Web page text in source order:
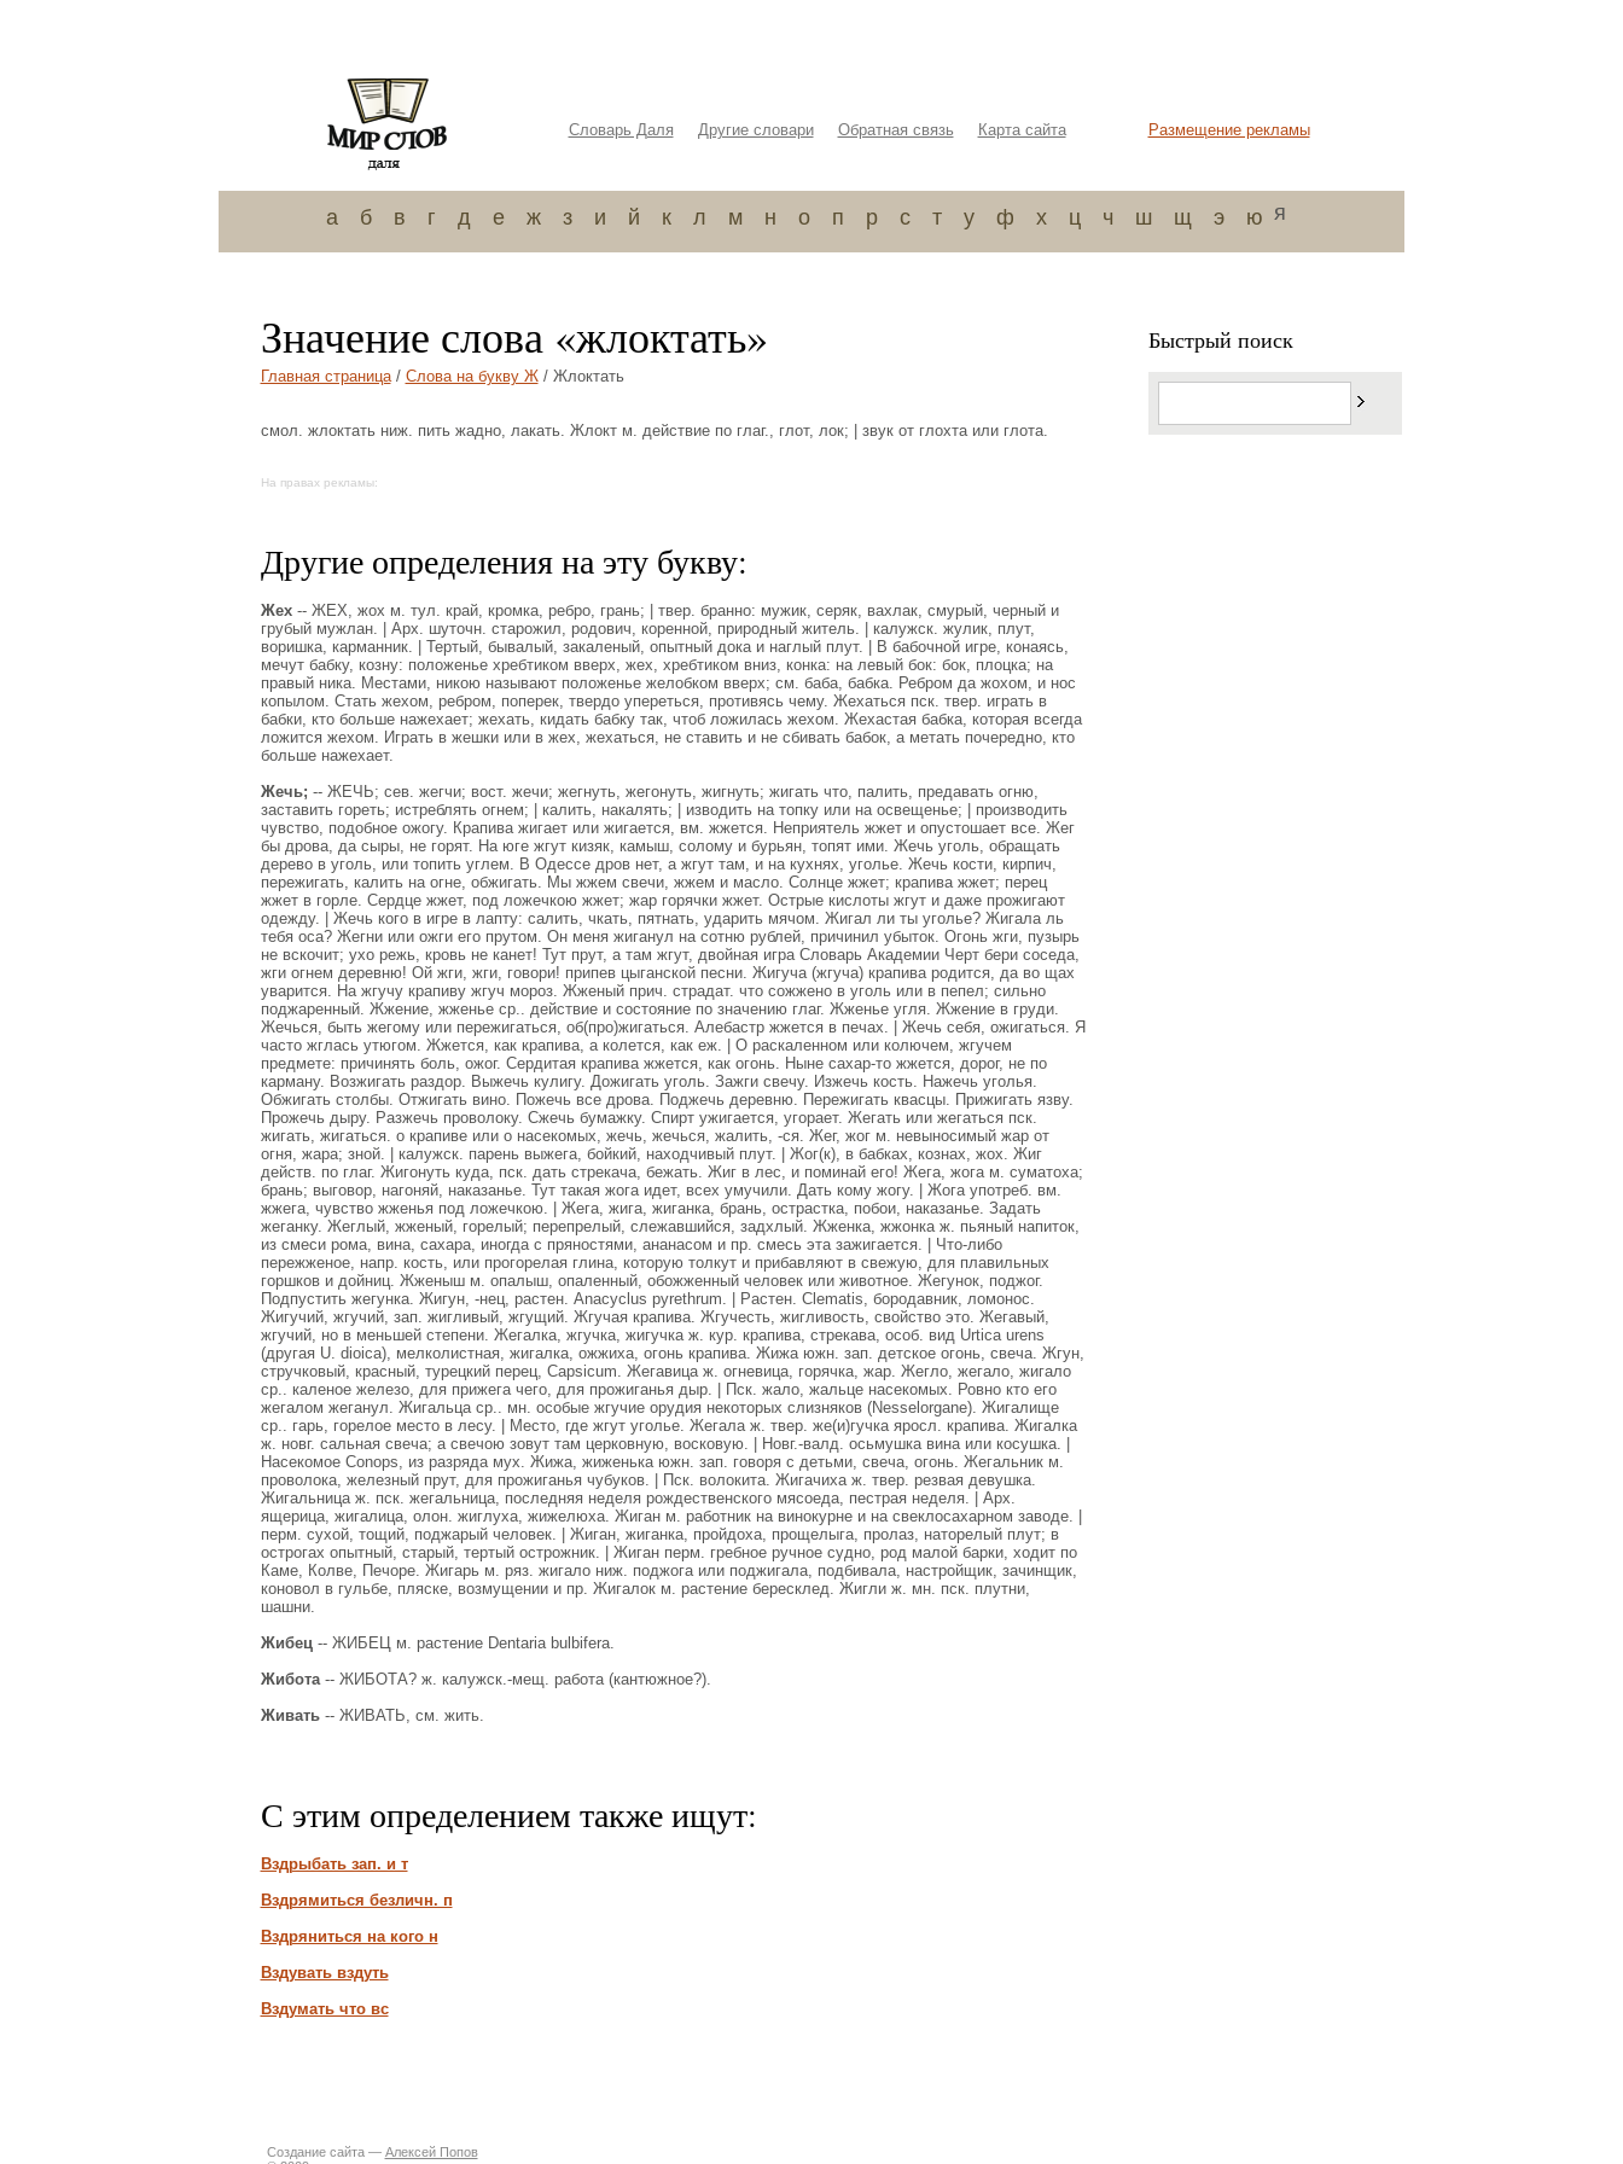
Словарь Даля Другие словари Обратная связь Карта сайта Размещение рекламы
а б в г д е ж з и й к л м н о п р с т у ф х ц ч ш щ э ю я
Значение слова «жлоктать»
Главная страница/ Слова на букву Ж/ Жлоктать
смол. жлоктать ниж. пить жадно, лакать. Жлокт м. действие по глаг., глот, лок; | звук от глохта или глота.
На правах рекламы:
Другие определения на эту букву:
Жех-- ЖЕХ, жох м. тул. край, кромка, ребро, грань; | твер. бранно: мужик, серяк, вахлак, смурый, черный и
грубый мужлан. | Арх. шуточн. старожил, родович, коренной, природный житель. | калужск. жулик, плут,
воришка, карманник. | Тертый, бывалый, закаленый, опытный дока и наглый плут. | В бабочной игре, конаясь,
мечут бабку, козну: положенье хребтиком вверх, жех, хребтиком вниз, конка: на левый бок: бок, плоцка; на
правый ника. Местами, никою называют положенье желобком вверх; см. баба, бабка. Ребром да жохом, и нос
копылом. Стать жехом, ребром, поперек, твердо упереться, противясь чему. Жехаться пск. твер. играть в
бабки, кто больше нажехает; жехать, кидать бабку так, чтоб ложилась жехом. Жехастая бабка, которая всегда
ложится жехом. Играть в жешки или в жех, жехаться, не ставить и не сбивать бабок, а метать почередно, кто
больше нажехает.
Жечь; -- ЖЕЧЬ; сев. жегчи; вост. жечи; жегнуть, жегонуть, жигнуть; жигать что, палить, предавать огню,
заставить гореть; истреблять огнем; | калить, накалять; | изводить на топку или на освещенье; | производить
чувство, подобное ожогу. Крапива жигает или жигается, вм. жжется. Неприятель жжет и опустошает все. Жег
бы дрова, да сыры, не горят. На юге жгут кизяк, камыш, солому и бурьян, топят ими. Жечь уголь, обращать
дерево в уголь, или топить углем. В Одессе дров нет, а жгут там, и на кухнях, уголье. Жечь кости, кирпич,
пережигать, калить на огне, обжигать. Мы жжем свечи, жжем и масло. Солнце жжет; крапива жжет; перец
жжет в горле. Сердце жжет, под ложечкою жжет; жар горячки жжет. Острые кислоты жгут и даже прожигают
одежду. | Жечь кого в игре в лапту: салить, чкать, пятнать, ударить мячом. Жигал ли ты уголье? Жигала ль
тебя оса? Жегни или ожги его прутом. Он меня жиганул на сотню рублей, причинил убыток. Огонь жги, пузырь
не вскочит; ухо режь, кровь не канет! Тут прут, а там жгут, двойная игра Словарь Академии Черт бери соседа,
жги огнем деревню! Ой жги, жги, говори! припев цыганской песни. Жигуча (жгуча) крапива родится, да во щах
уварится. На жгучу крапиву жгуч мороз. Жженый прич. страдат. что сожжено в уголь или в пепел; сильно
поджаренный. Жжение, жженье ср.. действие и состояние по значению глаг. Жженье угля. Жжение в груди.
Жечься, быть жегому или пережигаться, об(про)жигаться. Алебастр жжется в печах. | Жечь себя, ожигаться. Я
часто жглась утюгом. Жжется, как крапива, а колется, как еж. | О раскаленном или колючем, жгучем
предмете: причинять боль, ожог. Сердитая крапива жжется, как огонь. Ныне сахар-то жжется, дорог, не по
карману. Возжигать раздор. Выжечь кулигу. Дожигать уголь. Зажги свечу. Изжечь кость. Нажечь уголья.
Обжигать столбы. Отжигать вино. Пожечь все дрова. Поджечь деревню. Пережигать квасцы. Прижигать язву.
Прожечь дыру. Разжечь проволоку. Сжечь бумажку. Спирт ужигается, угорает. Жегать или жегаться пск.
жигать, жигаться. о крапиве или о насекомых, жечь, жечься, жалить, -ся. Жег, жог м. невыносимый жар от
огня, жара; зной. | калужск. парень выжега, бойкий, находчивый плут. | Жог(к), в бабках, кознах, жох. Жиг
действ. по глаг. Жигонуть куда, пск. дать стрекача, бежать. Жиг в лес, и поминай его! Жега, жога м. суматоха;
брань; выговор, нагоняй, наказанье. Тут такая жога идет, всех умучили. Дать кому жогу. | Жога употреб. вм.
жжега, чувство жженья под ложечкою. | Жега, жига, жиганка, брань, острастка, побои, наказанье. Задать
жеганку. Жеглый, жженый, горелый; перепрелый, слежавшийся, задхлый. Жженка, жжонка ж. пьяный напиток,
из смеси рома, вина, сахара, иногда с пряностями, ананасом и пр. смесь эта зажигается. | Что-либо
пережженое, напр. кость, или прогорелая глина, которую толкут и прибавляют в свежую, для плавильных
горшков и дойниц. Жженыш м. опалыш, опаленный, обожженный человек или животное. Жегунок, поджог.
Подпустить жегунка. Жигун, -нец, растен. Anacyclus pyrethrum. | Растен. Clematis, бородавник, ломонос.
Жигучий, жгучий, зап. жигливый, жгущий. Жгучая крапива. Жгучесть, жигливость, свойство это. Жегавый,
жгучий, но в меньшей степени. Жегалка, жгучка, жигучка ж. кур. крапива, стрекава, особ. вид Urtica urens
(другая U. dioica), мелколистная, жигалка, ожжиха, огонь крапива. Жижа южн. зап. детское огонь, свеча. Жгун,
стручковый, красный, турецкий перец, Capsicum. Жегавица ж. огневица, горячка, жар. Жегло, жегало, жигало
ср.. каленое железо, для прижега чего, для прожиганья дыр. | Пск. жало, жальце насекомых. Ровно кто его
жегалом жеганул. Жигальца ср.. мн. особые жгучие орудия некоторых слизняков (Nesselorgane). Жигалище
ср.. гарь, горелое место в лесу. | Место, где жгут уголье. Жегала ж. твер. же(и)гучка яросл. крапива. Жигалка
ж. новг. сальная свеча; а свечою зовут там церковную, восковую. | Новг.-валд. осьмушка вина или косушка. |
Насекомое Conops, из разряда мух. Жижа, жиженька южн. зап. говоря с детьми, свеча, огонь. Жегальник м.
проволока, железный прут, для прожиганья чубуков. | Пск. волокита. Жигачиха ж. твер. резвая девушка.
Жигальница ж. пск. жегальница, последняя неделя рождественского мясоеда, пестрая неделя. | Арх.
ящерица, жигалица, олон. жиглуха, жижелюха. Жиган м. работник на винокурне и на свеклосахарном заводе. |
перм. сухой, тощий, поджарый человек. | Жиган, жиганка, пройдоха, прощелыга, пролаз, наторелый плут; в
острогах опытный, старый, тертый острожник. | Жиган перм. гребное ручное судно, род малой барки, ходит по
Каме, Колве, Печоре. Жигарь м. ряз. жигало ниж. поджога или поджигала, подбивала, настройщик, зачинщик,
коновол в гульбе, пляске, возмущении и пр. Жигалок м. растение бересклед. Жигли ж. мн. пск. плутни,
шашни.
Жибец-- ЖИБЕЦ м. растение Dentaria bulbifera.
Жибота-- ЖИБОТА? ж. калужск.-мещ. работа (кантюжное?).
Живать-- ЖИВАТЬ, см. жить.
С этим определением также ищут:
Вздрыбать зап. и т
Вздрямиться безличн. п
Вздряниться на кого н
Вздувать вздуть
Вздумать что вс
Быстрый поиск
Создание сайта — Алексей Попов